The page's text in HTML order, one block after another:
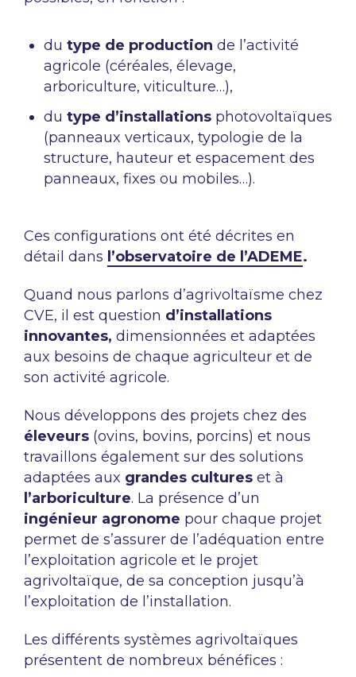
du type de production de l’activité
agricole (céréales, élevage,
arboriculture, viticulture…),
du type d’installations photovoltaïques
(panneaux verticaux, typologie de la
structure, hauteur et espacement des
panneaux, fixes ou mobiles…).
Ces configurations ont été décrites en
détail dans l’observatoire de l’ADEME.
Quand nous parlons d’agrivoltaïsme chez
CVE, il est question d’installations
innovantes, dimensionnées et adaptées
aux besoins de chaque agriculteur et de
son activité agricole.
Nous développons des projets chez des
éleveurs (ovins, bovins, porcins) et nous
travaillons également sur des solutions
adaptées aux grandes cultures et à
l’arboriculture. La présence d’un
ingénieur agronome pour chaque projet
permet de s’assurer de l’adéquation entre
l’exploitation agricole et le projet
agrivoltaïque, de sa conception jusqu’à
l’exploitation de l’installation.
Les différents systèmes agrivoltaïques
présentent de nombreux bénéfices :